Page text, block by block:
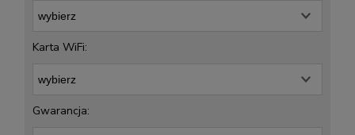
Karta WiFi:
Gwarancja: